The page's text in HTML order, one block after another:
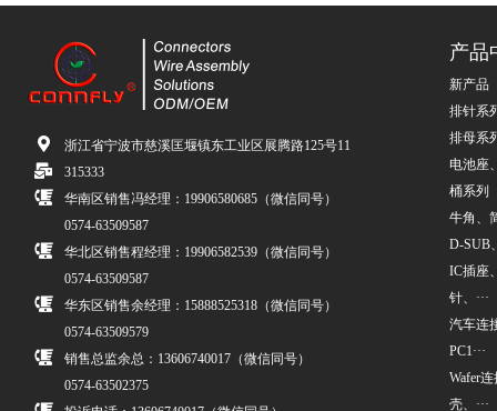
浙江省宁波市慈溪匡堰镇东工业区展腾路125号11
315333
华南区销售冯经理：19906580685（微信同号）
0574-63509587
华北区销售程经理：19906582539（微信同号）
0574-63509587
华东区销售余经理：15888525318（微信同号）
0574-63509579
销售总监余总：13606740017（微信同号）
0574-63502375
产品
新产品
排针系
排母系
电池座
桶系列
牛角、
D-SUB
IC插座
针、···
汽车连
PC1···
Wafer
壳、···